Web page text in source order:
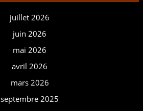
juillet 2026
juin 2026
mai 2026
avril 2026
mars 2026
septembre 2025